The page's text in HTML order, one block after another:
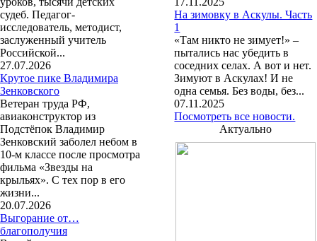
судеб. Педагог-
исследователь, методист,
заслуженный учитель
Российской...
27.07.2026
Крутое пике Владимира
Зенковского
Ветеран труда РФ,
авиаконструктор из
Подстёпок Владимир
Зенковский заболел небом в
10-м классе после просмотра
фильма «Звезды на
крыльях». С тех пор в его
жизни...
20.07.2026
Выгорание от…
благополучия
На зимовку в Аскулы. Часть
1
«Там никто не зимует!» –
пытались нас убедить в
соседних селах. А вот и нет.
Зимуют в Аскулах! И не
одна семья. Без воды, без...
07.11.2025
Посмотреть все новости.
Актуально